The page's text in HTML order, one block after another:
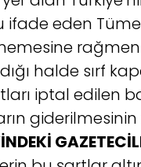
eden
halde sırf
iptal edilen